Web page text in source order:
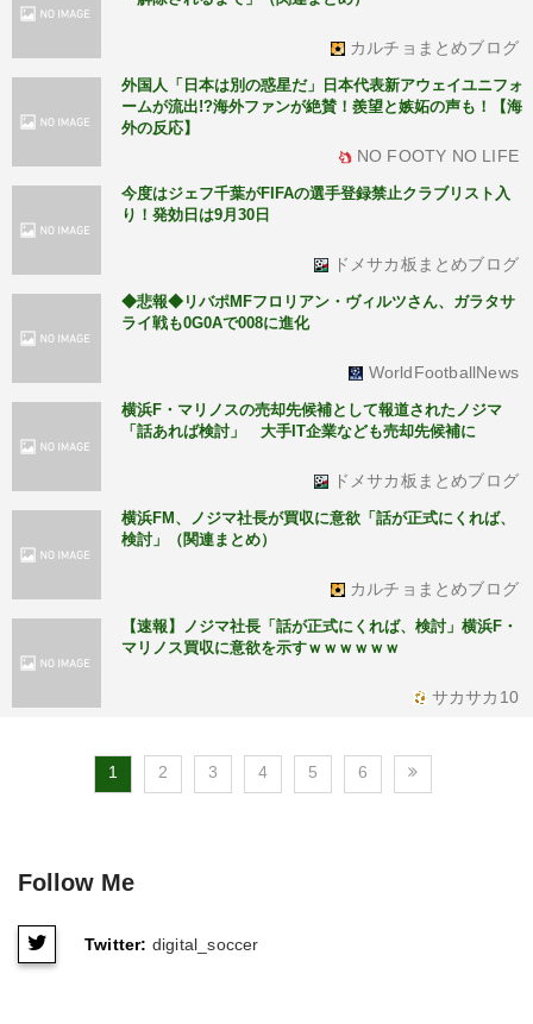
カルチョまとめブログ
外国人「日本は別の惑星だ」日本代表新アウェイユニフォ
ームが流出!?海外ファンが絶賛！羨望と嫉妬の声も！【海
外の反応】
NO FOOTY NO LIFE
今度はジェフ千葉がFIFAの選手登録禁止クラブリスト入
り！発効日は9月30日
ドメサカ板まとめブログ
◆悲報◆リバポMFフロリアン・ヴィルツさん、ガラタサ
ライ戦も0G0Aで008に進化
WorldFootballNews
横浜F・マリノスの売却先候補として報道されたノジマ
「話あれば検討」 大手IT企業なども売却先候補に
ドメサカ板まとめブログ
横浜FM、ノジマ社長が買収に意欲「話が正式にくれば、
検討」（関連まとめ）
カルチョまとめブログ
【速報】ノジマ社長「話が正式にくれば、検討」横浜F・
マリノス買収に意欲を示すｗｗｗｗｗｗ
サカサカ10
1 2 3 4 5 6
Follow Me
Twitter: digital_soccer